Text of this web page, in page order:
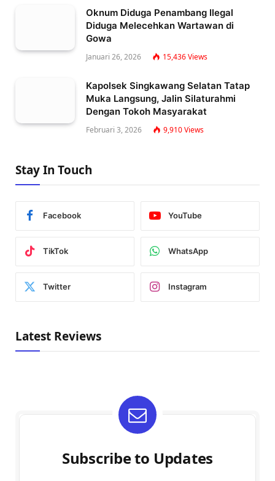
Oknum Diduga Penambang Ilegal
Diduga Melecehkan Wartawan di
Gowa
Januari 26, 2026 15,436Views
Kapolsek Singkawang Selatan Tatap
Muka Langsung, Jalin Silaturahmi
Dengan Tokoh Masyarakat
Februari 3, 2026 9,910Views
Stay In Touch
Facebook YouTube
TikTok WhatsApp
Twitter Instagram
Latest Reviews
Subscribe to Updates